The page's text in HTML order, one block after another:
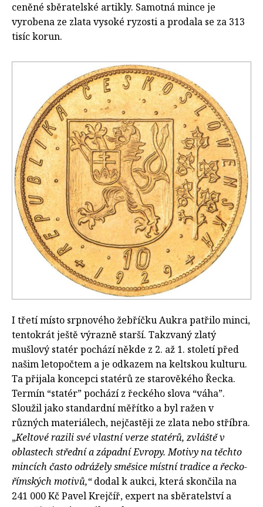
ceněné sběratelské artikly. Samotná mince je
vyrobena ze zlata vysoké ryzosti a prodala se za 313
tisíc korun.
I třetí místo srpnového žebříčku Aukra patřilo minci,
tentokrát ještě výrazně starší. Takzvaný zlatý
mušlový statér pochází někde z 2. až 1. století před
našim letopočtem a je odkazem na keltskou kulturu.
Ta přijala koncepci statérů ze starověkého Řecka.
Termín “statér” pochází z řeckého slova “váha”.
Sloužil jako standardní měřítko a byl ražen v
různých materiálech, nejčastěji ze zlata nebo stříbra.
„Keltové razili své vlastní verze statérů, zvláště v
oblastech střední a západní Evropy.Motivy na těchto
mincích často odrážely směsice místní tradice a řecko-
římských motivů,“dodal k aukci, která skončila na
241 000 Kč Pavel Krejčíř, expert na sběratelství a